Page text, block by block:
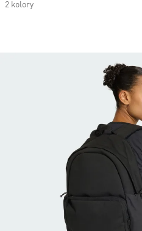
2 kolory